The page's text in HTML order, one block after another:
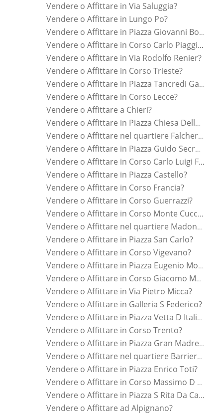
Vendere o Affittare in Via Saluggia?
Vendere o Affittare in Lungo Po?
Vendere o Affittare in Piazza Giovanni Bottesini?
Vendere o Affittare in Corso Carlo Piaggia?
Vendere o Affittare in Via Rodolfo Renier?
Vendere o Affittare in Corso Trieste?
Vendere o Affittare in Piazza Tancredi Galimberti?
Vendere o Affittare in Corso Lecce?
Vendere o Affittare a Chieri?
Vendere o Affittare in Piazza Chiesa Della Salute?
Vendere o Affittare nel quartiere Falchera?
Vendere o Affittare in Piazza Guido Secreto?
Vendere o Affittare in Corso Carlo Luigi Farini?
Vendere o Affittare in Piazza Castello?
Vendere o Affittare in Corso Francia?
Vendere o Affittare in Corso Guerrazzi?
Vendere o Affittare in Corso Monte Cucco?
Vendere o Affittare nel quartiere Madonna Di Campagna?
Vendere o Affittare in Piazza San Carlo?
Vendere o Affittare in Corso Vigevano?
Vendere o Affittare in Piazza Eugenio Montale?
Vendere o Affittare in Corso Giacomo Matteotti?
Vendere o Affittare in Via Pietro Micca?
Vendere o Affittare in Galleria S Federico?
Vendere o Affittare in Piazza Vetta D Italia?
Vendere o Affittare in Corso Trento?
Vendere o Affittare in Piazza Gran Madre Di Dio?
Vendere o Affittare nel quartiere Barriera Di Milano?
Vendere o Affittare in Piazza Enrico Toti?
Vendere o Affittare in Corso Massimo D Azeglio?
Vendere o Affittare in Piazza S Rita Da Cascia?
Vendere o Affittare ad Alpignano?